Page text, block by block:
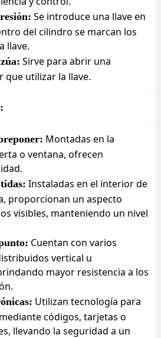
Se introduce una llave en
del cilindro se marcan los
llave.
Sirve para abrir una
que utilizar la llave.
Montadas en la
o ventana, ofrecen
Instaladas en el interior de
proporcionan un aspecto
visibles, manteniendo un nivel
Cuentan con varios
vertical u
mayor resistencia a los
Utilizan tecnología para
códigos, tarjetas o
llevando la seguridad a un